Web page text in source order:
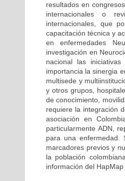
resultados en
internacionales o
internacionales, que
capacitación técnica y
en enfermedades
investigación en
nacional las
importancia la sinergia
multisede y
y otros grupos,
de conocimiento,
requiere la integración
asociación en
particularmente ADN,
para una enfermedad.
marcadores previos y
la población
información del